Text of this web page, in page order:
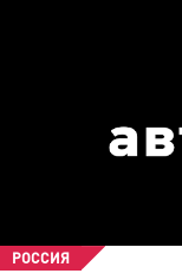
РОССИЯ